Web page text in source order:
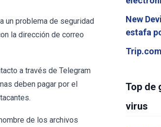
un problema de seguridad
la dirección de correo
a través de Telegram
deben pagar por el
de los archivos
New
estafa
Top de
virus